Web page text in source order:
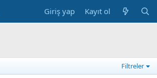
Giriş yap Kayıt ol
Filtreler